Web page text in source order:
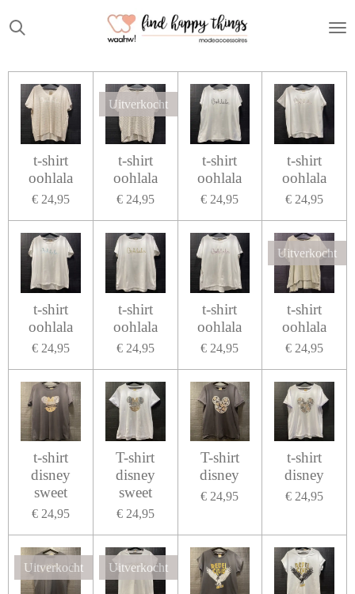
direct
de
hoofdinhoud
t-shirt
oohlala
€ 24,95
Uitverkocht
t-shirt
oohlala
€ 24,95
t-shirt
oohlala
€ 24,95
t-shirt
oohlala
€ 24,95
t-shirt
oohlala
€ 24,95
t-shirt
oohlala
€ 24,95
t-shirt
oohlala
€ 24,95
Uitverkocht
t-shirt
oohlala
€ 24,95
t-shirt
disney
sweet
€ 24,95
T-shirt
disney
sweet
€ 24,95
T-shirt
disney
€ 24,95
t-shirt
disney
€ 24,95
Uitverkocht Uitverkocht